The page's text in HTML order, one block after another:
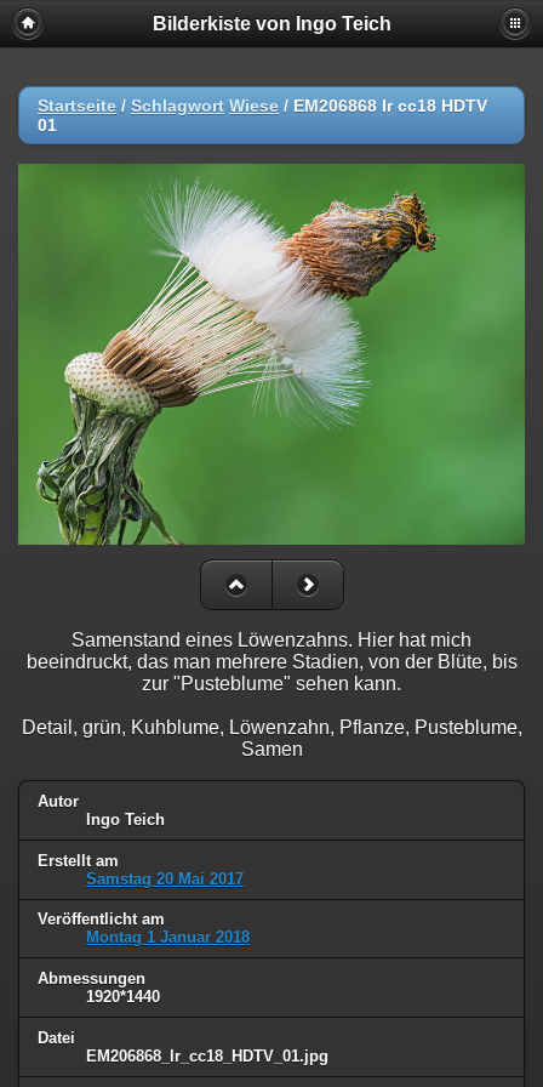
Bilderkiste von Ingo Teich
Startseite / Schlagwort Wiese / EM206868 lr cc18 HDTV
01
Samenstand eines Löwenzahns. Hier hat mich
beeindruckt, das man mehrere Stadien, von der Blüte, bis
zur "Pusteblume" sehen kann.
Detail, grün, Kuhblume, Löwenzahn, Pflanze, Pusteblume,
Samen
Autor
Ingo Teich
Erstellt am
Samstag 20 Mai 2017
Veröffentlicht am
Montag 1 Januar 2018
Abmessungen
1920*1440
Datei
EM206868_lr_cc18_HDTV_01.jpg